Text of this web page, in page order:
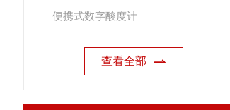
便携式数字酸度计
查看全部